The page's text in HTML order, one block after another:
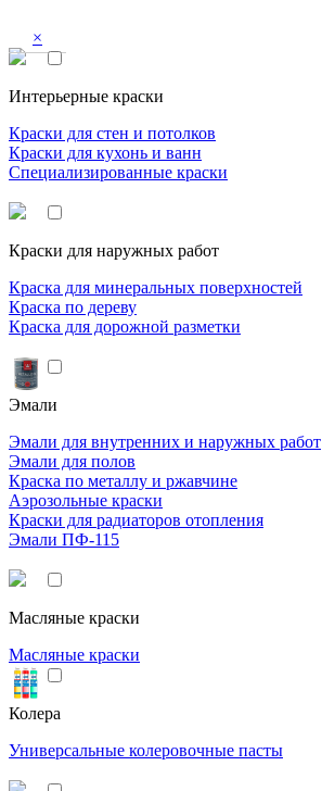
×
Интерьерные краски
Краски для стен и потолков
Краски для кухонь и ванн
Специализированные краски
Краски для наружных работ
Краска для минеральных поверхностей
Краска по дереву
Краска для дорожной разметки
Эмали
Эмали для внутренних и наружных работ
Эмали для полов
Краска по металлу и ржавчине
Аэрозольные краски
Краски для радиаторов отопления
Эмали ПФ-115
Масляные краски
Масляные краски
Колера
Универсальные колеровочные пасты